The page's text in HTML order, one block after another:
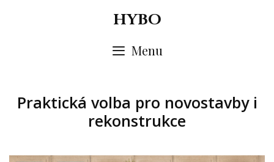
HYBO
Menu
Praktická volba pro novostavby i
rekonstrukce